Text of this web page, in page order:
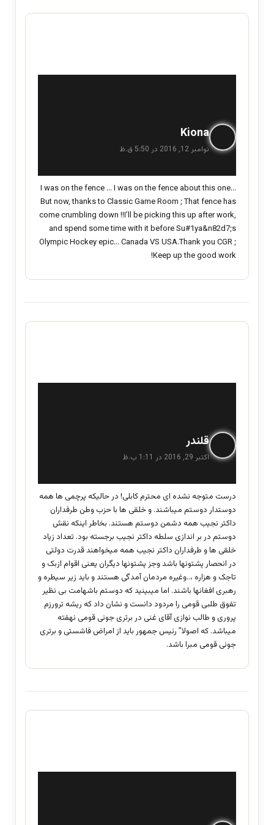
Kiona
نوامبر 12, 2016 در 5:50 ق.ظ
I was on the fence … I was on the fence about this one…
But now, thanks to Classic Game Room ; That fence has
come crumbling down !!I’ll be picking this up after work,
and spend some time with it before Su#1ya&n82d7;s
Olympic Hockey epic… Canada VS USA.Thank you CGR ;
Keep up the good work!
قلندر
ف
اکتبر 29, 2016 در 1:11 ب.ظ
درست متوجه نشده ای محترم کابلی! در حالیکه پرچمی ها همه
دوستدار دوستم میباشند. و خلقی ها با حزب وطن طرفداران
داکتر نجیب همه دشمن دوستم هستند. بخاطر اینکه نقش
دوستم در بر اندازی سلطه داکتر نجیب برجسته بود. تعداد زیاد
خلقی ها و طرفداران داکتر نجیب همه میخواهند قدرت دولتی
در انحصار پشتونها باشد وجز پشتونها دیگران یعنی اقوام ازبک و
تاجک و هزاره ،..وغیره مردمان آمدگی هستند و باید زیر سیطره و
رهبری افغانها باشند. اما میبینید که دوستم باشهامت بی نظیر
تفوق طلبی قومی را مردود دانست و نشان داد که ریشه ترورزم
پروری و طالب نوازی آقای غنی در برتری جوئی قومی نهفته
میباشد. که اصولا” رئیس جمهور باید از امراض فاشستی و برتری
جوئی قومی مبرا باشد.